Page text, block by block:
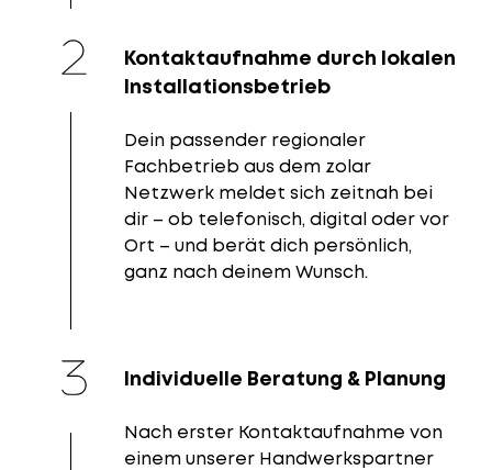
Kontaktaufnahme durch lokalen
Installationsbetrieb
Dein passender regionaler
Fachbetrieb aus dem zolar
Netzwerk meldet sich zeitnah bei
dir – ob telefonisch, digital oder vor
Ort – und berät dich persönlich,
ganz nach deinem Wunsch.
Individuelle Beratung & Planung
Nach erster Kontaktaufnahme von
einem unserer Handwerkspartner